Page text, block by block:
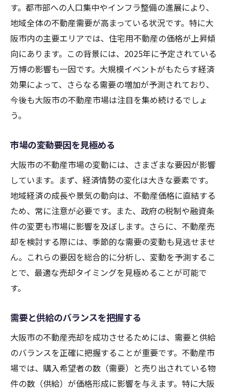
市場に合った価格設定の方法
効果的なプロモーション戦略を考える
エージェントとの連携を強化する
売却プロセスの最適化を図る
タイミングと戦略を駆使した効果的な不動産売
却の流れ
戦略的な交渉術を磨く
売却までのスケジュール管理
売却活動の進捗をチェックする
終始一貫した目標の設定
初めての不動産売却でも安心できるプロのアド
バイス
不動産売却プロセスの基本を学ぶ
専門家の意見を活用する方法
知識を増やすためのリソース
よくある質問とその回答
大阪市での不動産売却で高値を実現するための
査定方法
適正価格を見つけるためのポイント
す。都市部への人口集中やインフラ整備の進展により、
地域全体の不動産需要が高まっている状況です。特に大
阪市内の主要エリアでは、住宅用不動産の価格が上昇傾
向にあります。この背景には、2025年に予定されている
万博の影響も一因です。大規模イベントがもたらす経済
効果によって、さらなる需要の増加が予測されており、
今後も大阪市の不動産市場は注目を集め続けるでしょ
う。
市場の変動要因を見極める
大阪市の不動産市場の変動には、さまざまな要因が影響
しています。まず、経済情勢の変化は大きな要素です。
地域経済の成長や景気の動向は、不動産価格に直結する
ため、常に注意が必要です。また、政府の税制や融資条
件の変更も市場に影響を及ぼします。さらに、不動産売
却を検討する際には、季節的な需要の変動も見逃せませ
ん。これらの要因を総合的に分析し、変動を予測するこ
とで、最適な売却タイミングを見極めることが可能で
す。
需要と供給のバランスを把握する
大阪市の不動産売却を成功させるためには、需要と供給
のバランスを正確に把握することが重要です。不動産市
場では、購入希望者の数（需要）と売り出されている物
件の数（供給）が価格形成に影響を与えます。特に大阪